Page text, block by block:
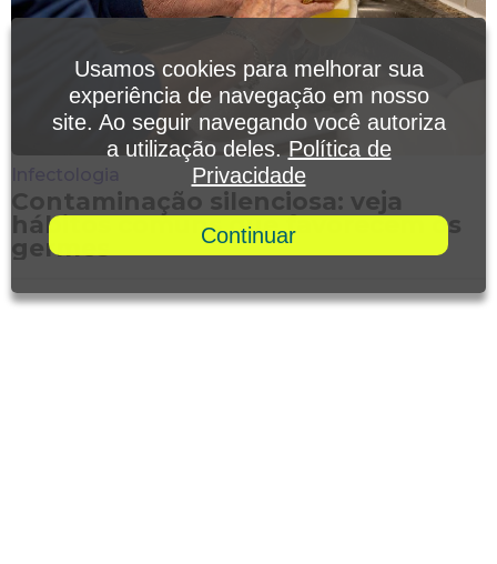
Contaminação silenciosa: veja
hábitos comuns que favorecem os
germes
Usamos cookies para melhorar sua
experiência de navegação em nosso
site. Ao seguir navegando você autoriza
a utilização deles. Política de
Privacidade
Continuar